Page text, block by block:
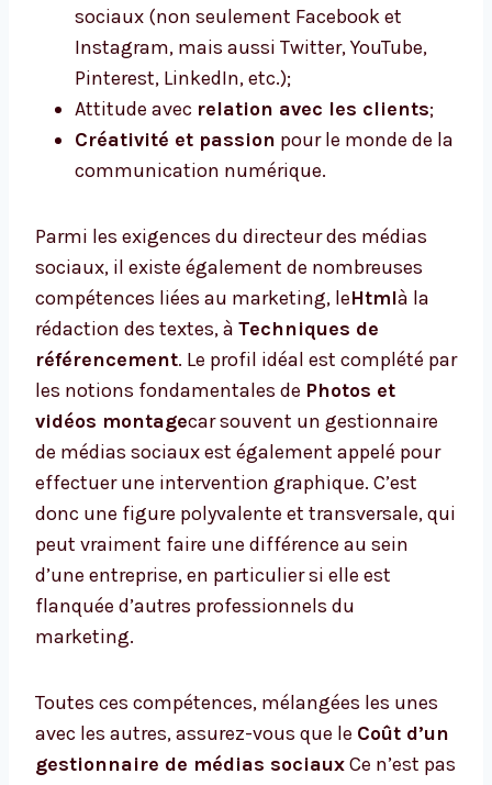
sociaux (non seulement Facebook et
Instagram, mais aussi Twitter, YouTube,
Pinterest, LinkedIn, etc.);
Attitude avec relation avec les clients;
Créativité et passion pour le monde de la
communication numérique.
Parmi les exigences du directeur des médias
sociaux, il existe également de nombreuses
compétences liées au marketing, leHtmlà la
rédaction des textes, à Techniques de
référencement. Le profil idéal est complété par
les notions fondamentales de Photos et
vidéos montagecar souvent un gestionnaire
de médias sociaux est également appelé pour
effectuer une intervention graphique. C’est
donc une figure polyvalente et transversale, qui
peut vraiment faire une différence au sein
d’une entreprise, en particulier si elle est
flanquée d’autres professionnels du
marketing.
Toutes ces compétences, mélangées les unes
avec les autres, assurez-vous que le Coût d’un
gestionnaire de médias sociauxCe n’est pas